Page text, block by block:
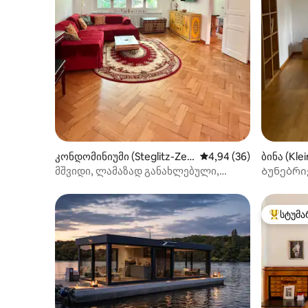
კონდომინიუმი (Steglitz-Zeh
lendorf)
საშუალო შეფასებაა
4,94 (36)
მშვიდი, ლამაზად განახლებული,
მახლობლად
ბინა